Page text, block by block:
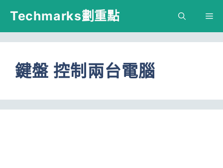
跳
主
容
Techmarks劃重點
鍵盤 控制兩台電腦